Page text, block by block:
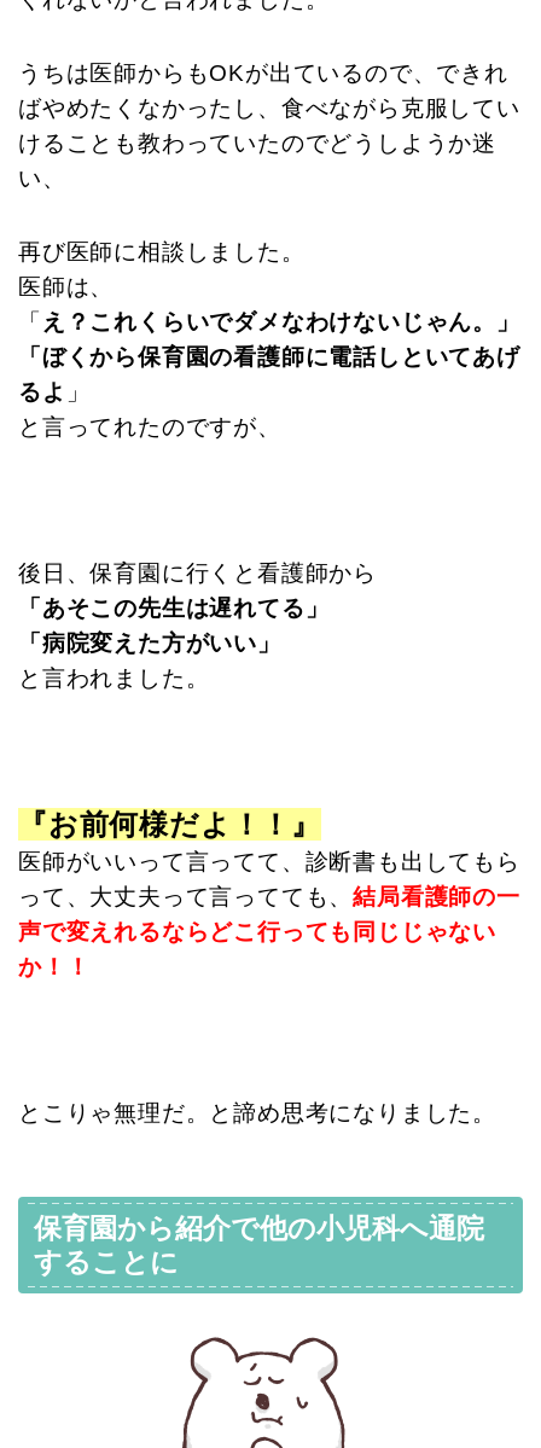
うちは医師からもOKが出ているので、できれ
ばやめたくなかったし、食べながら克服してい
けることも教わっていたのでどうしようか迷
い、
再び医師に相談しました。
医師は、
「 え？これくらいでダメなわけないじゃん。」
「ぼくから保育園の看護師に電話しといてあげ
るよ 」
と言ってれたのですが、
後日、保育園に行くと看護師から
「あそこの先生は遅れてる」
「病院変えた方がいい」
と言われました。
『お前何様だよ！！』
医師がいいって言ってて、診断書も出してもら
って、大丈夫って言ってても、結局看護師の一
声で変えれるならどこ行っても同じじゃない
か！！
とこりゃ無理だ。と諦め思考になりました。
保育園から紹介で他の小児科へ通院
することに